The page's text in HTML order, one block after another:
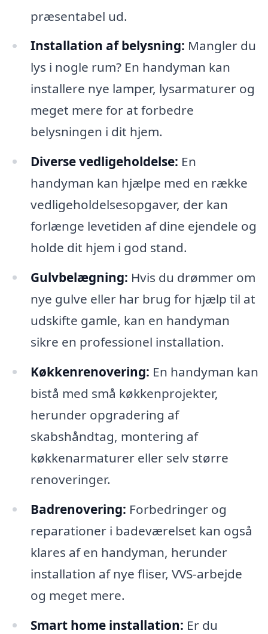
præsentabel ud.
Installation af belysning: Mangler du
lys i nogle rum? En handyman kan
installere nye lamper, lysarmaturer og
meget mere for at forbedre
belysningen i dit hjem.
Diverse vedligeholdelse: En
handyman kan hjælpe med en række
vedligeholdelsesopgaver, der kan
forlænge levetiden af dine ejendele og
holde dit hjem i god stand.
Gulvbelægning: Hvis du drømmer om
nye gulve eller har brug for hjælp til at
udskifte gamle, kan en handyman
sikre en professionel installation.
Køkkenrenovering: En handyman kan
bistå med små køkkenprojekter,
herunder opgradering af
skabshåndtag, montering af
køkkenarmaturer eller selv større
renoveringer.
Badrenovering: Forbedringer og
reparationer i badeværelset kan også
klares af en handyman, herunder
installation af nye fliser, VVS-arbejde
og meget mere.
Smart home installation: Er du